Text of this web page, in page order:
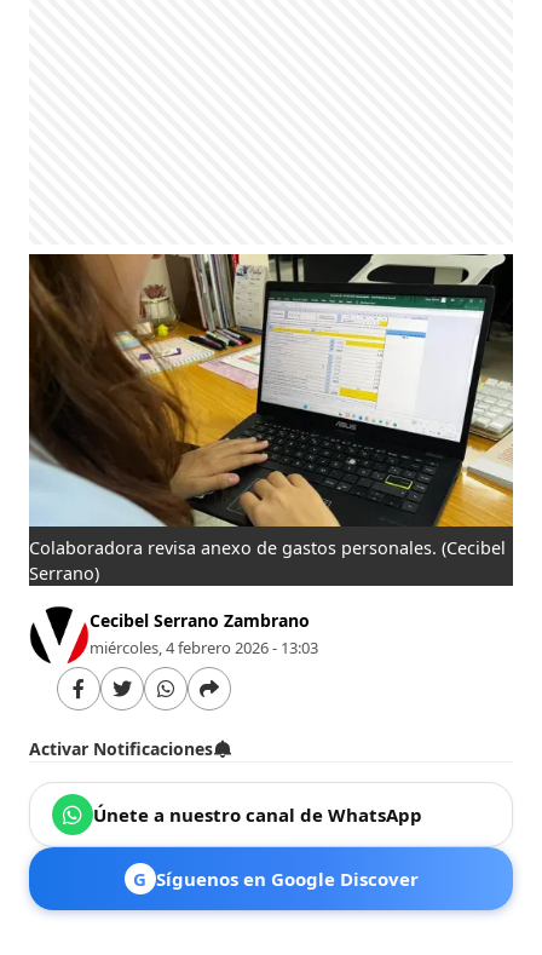
Colaboradora revisa anexo de gastos personales. (Cecibel
Serrano)
Cecibel Serrano Zambrano
miércoles, 4 febrero 2026 - 13:03
Activar Notificaciones
Únete a nuestro canal de WhatsApp
G Síguenos en Google Discover